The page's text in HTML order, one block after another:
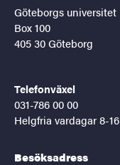
Göteborgs universitet
Box 100
405 30 Göteborg
Telefonväxel
031-786 00 00
Helgfria vardagar 8-16
Besöksadress